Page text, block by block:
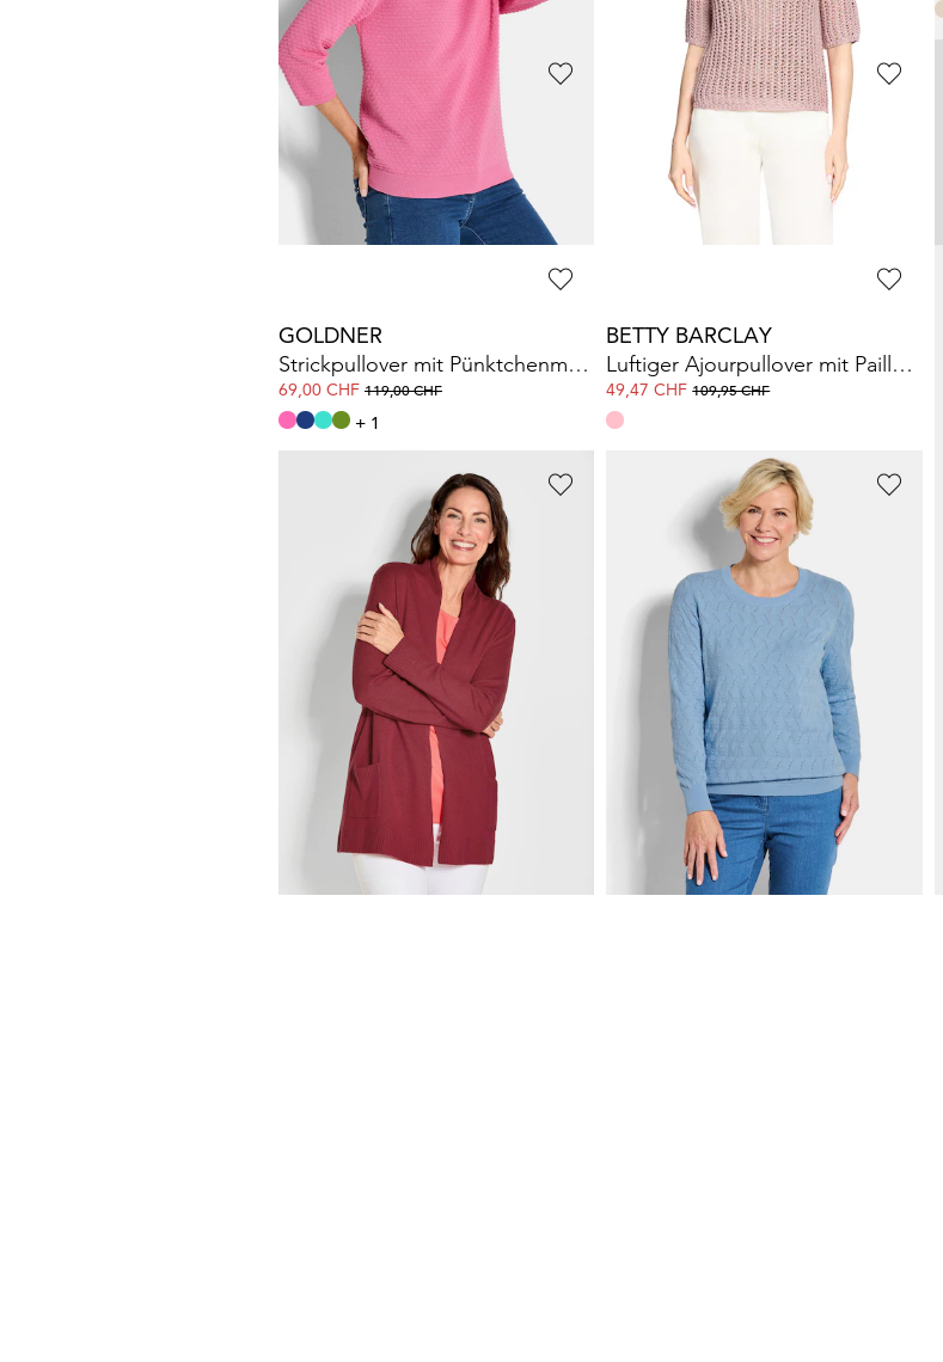
+ 7
+ 4
GOLDNER
Strickjacke aus Merinowolle
139,00 CHF
+ 5
GOLDNER
Kaschmir-Longstrickjacke
169,00 CHF
+ 6
GOLDNER
Strickpullover mit Pünktchenmuster
69,00 CHF 119,00 CHF
+ 1
BETTY BARCLAY
Luftiger Ajourpullover mit Pailletten
49,47 CHF109,95 CHF
Strickjacke aus Merinowolle
139,00 CHF 219,00 CHF
+ 5
GOLDNER
99,00 CHF 139,00 CHF
1 ... 3